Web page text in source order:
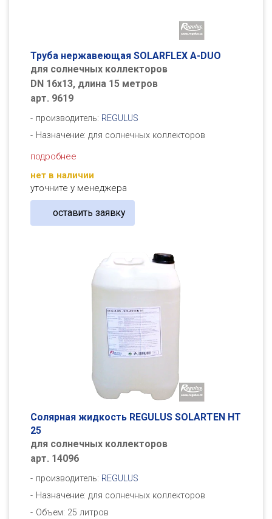
Труба нержавеющая SOLARFLEX A-DUO
для солнечных коллекторов
DN 16x13, длина 15 метров
арт. 9619
производитель: REGULUS
Назначение: для солнечных коллекторов
подробнее
нет в наличии
уточните у менеджера
оставить заявку
Солярная жидкость REGULUS SOLARTEN HT
25
для солнечных коллекторов
арт. 14096
производитель: REGULUS
Назначение: для солнечных коллекторов
Объем: 25 литров